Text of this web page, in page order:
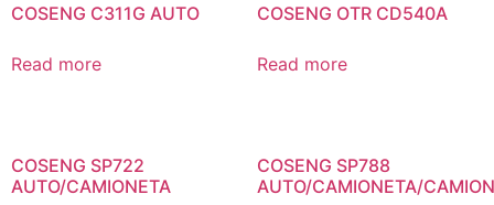
COSENG C311G AUTO
Read more
COSENG OTR CD540A
Read more
COSENG SP722
AUTO/CAMIONETA
COSENG SP788
AUTO/CAMIONETA/CAMION